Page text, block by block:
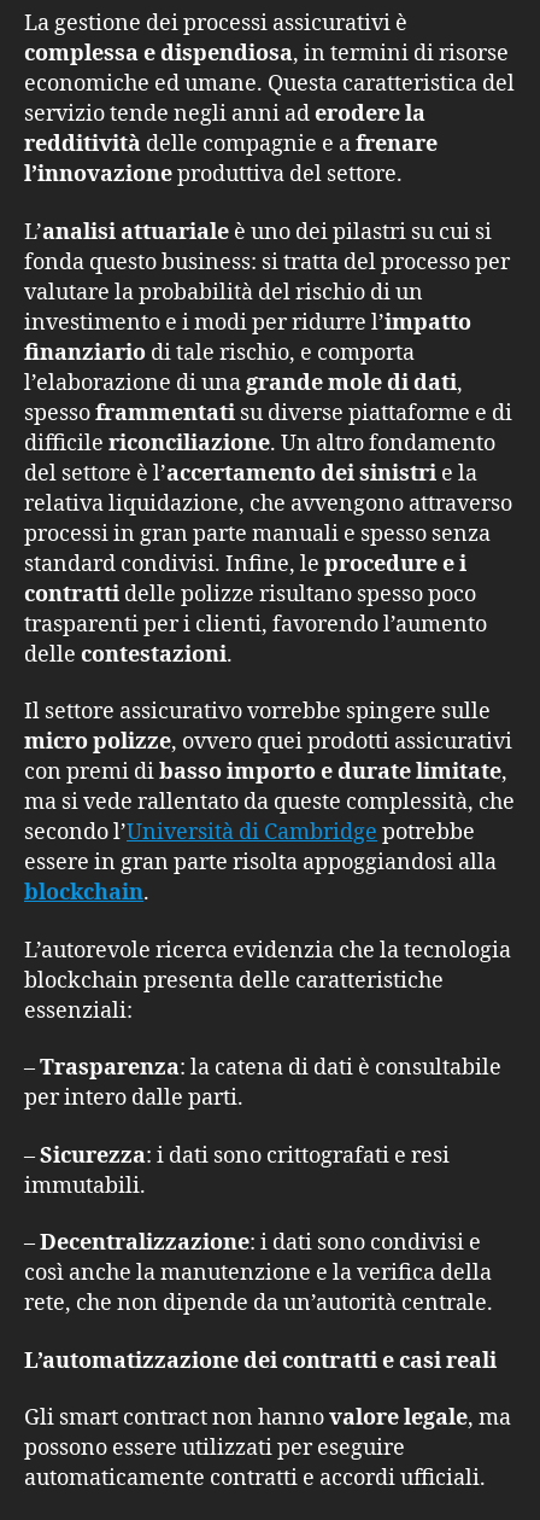
La gestione dei processi assicurativi è
complessa e dispendiosa, in termini di risorse
economiche ed umane. Questa caratteristica del
servizio tende negli anni aderodere la
redditività delle compagnie e afrenare
l’innovazioneproduttiva del settore.
L’analisi attuariale è uno dei pilastri su cui si
fonda questo business: si tratta del processo per
valutare la probabilità del rischio di un
investimento e i modi per ridurre l’impatto
finanziario di tale rischio, e comporta
l’elaborazione di una grande mole di dati,
spessoframmentati su diverse piattaforme e di
difficile riconciliazione. Un altro fondamento
del settore è l’accertamento dei sinistri e la
relativa liquidazione, che avvengono attraverso
processi in gran parte manuali e spesso senza
standard condivisi. Infine, le procedure e i
contratti delle polizze risultano spesso poco
trasparenti per i clienti, favorendo l’aumento
delle contestazioni.
Il settore assicurativo vorrebbe spingere sulle
micro polizze, ovvero quei prodotti assicurativi
con premi dibasso importo e durate limitate,
ma si vede rallentato da queste complessità, che
secondo l’Università di Cambridge potrebbe
essere in gran parte risolta appoggiandosi alla
blockchain.
L’autorevole ricerca evidenzia che la tecnologia
blockchain presenta delle caratteristiche
essenziali:
–Trasparenza: la catena di dati è consultabile
per intero dalle parti.
–Sicurezza: i dati sono crittografati e resi
immutabili.
–Decentralizzazione: i dati sono condivisi e
così anche la manutenzione e la verifica della
rete, che non dipende da un’autorità centrale.
L’automatizzazione dei contratti e casi reali
Gli smart contract non hannovalore legale, ma
possono essere utilizzati per eseguire
automaticamente contratti e accordi ufficiali.